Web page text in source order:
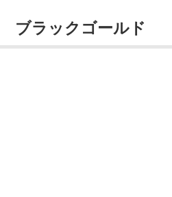
ブラックゴールド